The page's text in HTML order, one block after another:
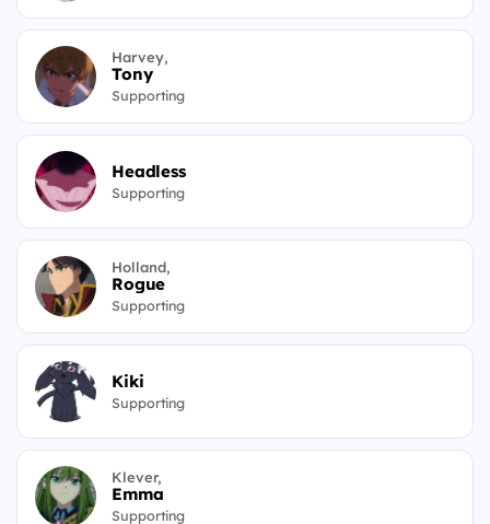
Harvey,
Tony
Supporting
Headless
Supporting
Holland,
Rogue
Supporting
Kiki
Supporting
Klever,
Emma
Supporting